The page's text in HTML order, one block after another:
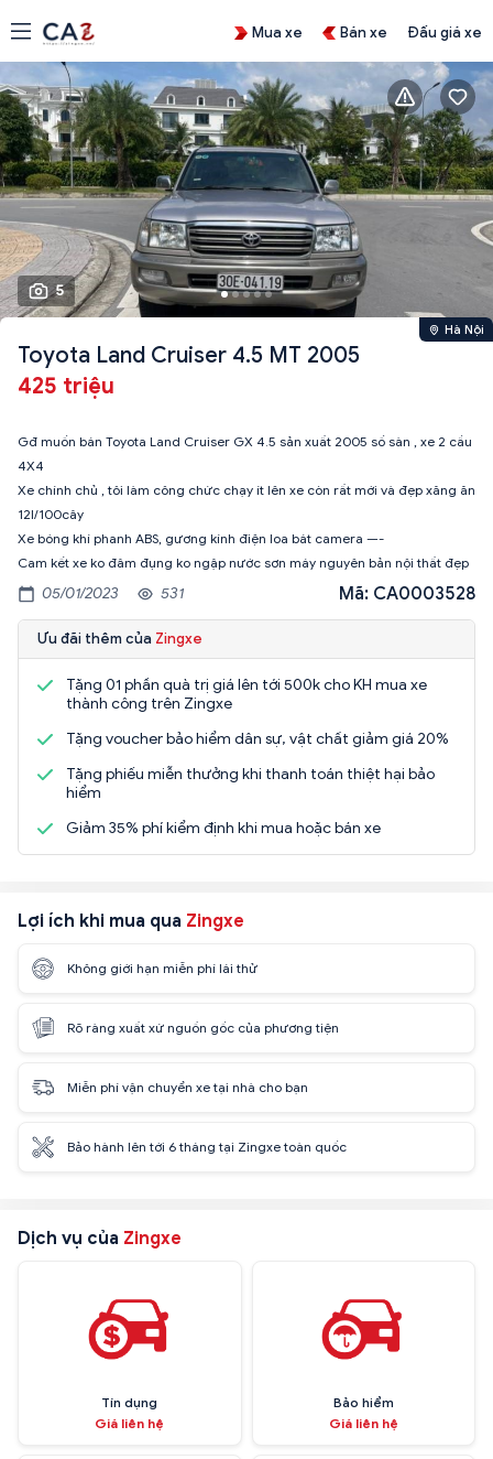
Mua xe Bán xe Đấu giá xe
5
Hà Nội
Toyota Land Cruiser 4.5 MT 2005
425 triệu
Gđ muốn bán Toyota Land Cruiser GX 4.5 sản xuất 2005 số sàn , xe 2 cầu
4X4
Xe chính chủ , tôi làm công chức chạy ít lên xe còn rất mới và đẹp xăng ăn
12l/100cây
Xe bóng khí phanh ABS, gương kính điện loa bát camera —-
05/01/2023 531 Mã: CA0003528
Ưu đãi thêm của Zingxe
Tặng 01 phần quà trị giá lên tới 500k cho KH mua xe
thành công trên Zingxe
Tặng voucher bảo hiểm dân sự, vật chất giảm giá 20%
Tặng phiếu miễn thưởng khi thanh toán thiệt hại bảo
hiểm
Giảm 35% phí kiểm định khi mua hoặc bán xe
Lợi ích khi mua qua Zingxe
Không giới hạn miễn phí lái thử
Rõ ràng xuất xứ nguồn gốc của phương tiện
Miễn phí vận chuyển xe tại nhà cho bạn
Bảo hành lên tới 6 tháng tại Zingxe toàn quốc
Dịch vụ của Zingxe
Tín dụng
Giá liên hệ
Bảo hiểm
Giá liên hệ